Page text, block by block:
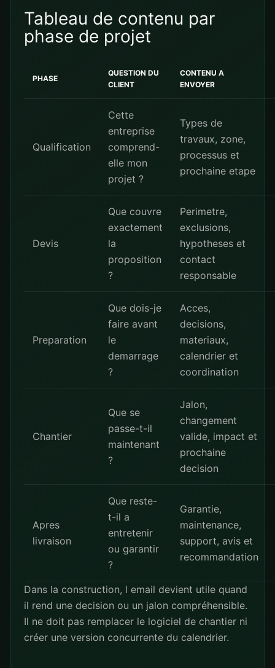
Tableau de contenu par
phase de projet
PHASE
QUESTION DU
CLIENT
CONTENU A
ENVOYER
Qualification
Cette
entreprise
comprend-
elle mon
projet ?
Types de
travaux, zone,
processus et
prochaine etape
Devis
Que couvre
exactement
la
proposition
?
Perimetre,
exclusions,
hypotheses et
contact
responsable
Preparation
Que dois-je
faire avant
le
demarrage
?
Acces,
decisions,
materiaux,
calendrier et
coordination
Chantier
Que se
passe-t-il
maintenant
?
Jalon,
changement
valide, impact et
prochaine
decision
Apres
livraison
Que reste-
t-il a
entretenir
ou garantir
?
Garantie,
maintenance,
support, avis et
recommandation
Dans la construction, l email devient utile quand
il rend une decision ou un jalon compréhensible.
Il ne doit pas remplacer le logiciel de chantier ni
créer une version concurrente du calendrier.